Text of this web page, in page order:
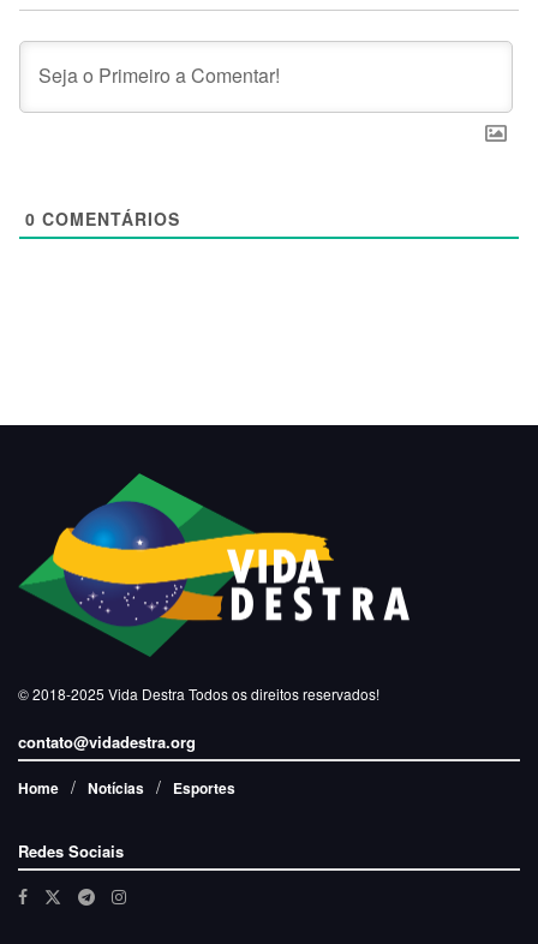
0 COMENTÁRIOS
© 2018-2025 Vida Destra Todos os direitos reservados!
contato@vidadestra.org
Home Notícias Esportes
Redes Sociais